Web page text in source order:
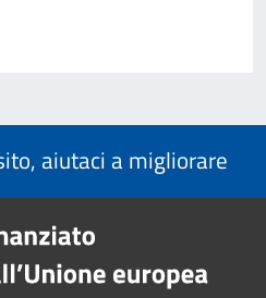
aiutaci a migliorare